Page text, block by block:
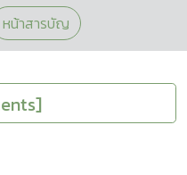
หน้าสารบัญ